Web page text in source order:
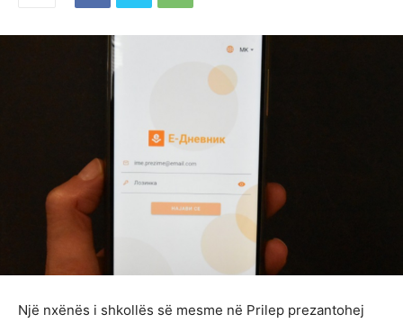
Një nxënës i shkollës së mesme në Prilep prezantohej